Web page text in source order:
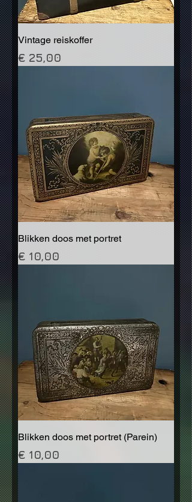
Vintage reiskoffer
Prijs
€ 25,00
Blikken doos met portret
Prijs
€ 10,00
Blikken doos met portret (Parein)
Prijs
€ 10,00